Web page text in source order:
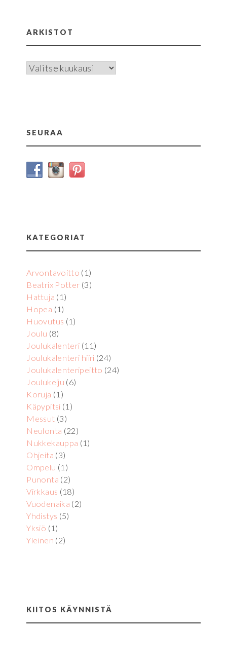
ARKISTOT
Arkistot
SEURAA
KATEGORIAT
Arvontavoitto (1)
Beatrix Potter (3)
Hattuja (1)
Hopea (1)
Huovutus (1)
Joulu (8)
Joulukalenteri (11)
Joulukalenteri hiiri (24)
Joulukalenteripeitto (24)
Joulukeiju (6)
Koruja (1)
Käpypitsi (1)
Messut (3)
Neulonta (22)
Nukkekauppa (1)
Ohjeita (3)
Ompelu (1)
Punonta (2)
Virkkaus (18)
Vuodenaika (2)
Yhdistys (5)
Yksiö (1)
Yleinen (2)
KIITOS KÄYNNISTÄ